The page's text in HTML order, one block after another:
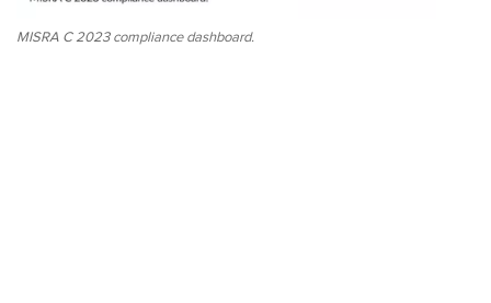
MISRA C 2023 compliance dashboard.